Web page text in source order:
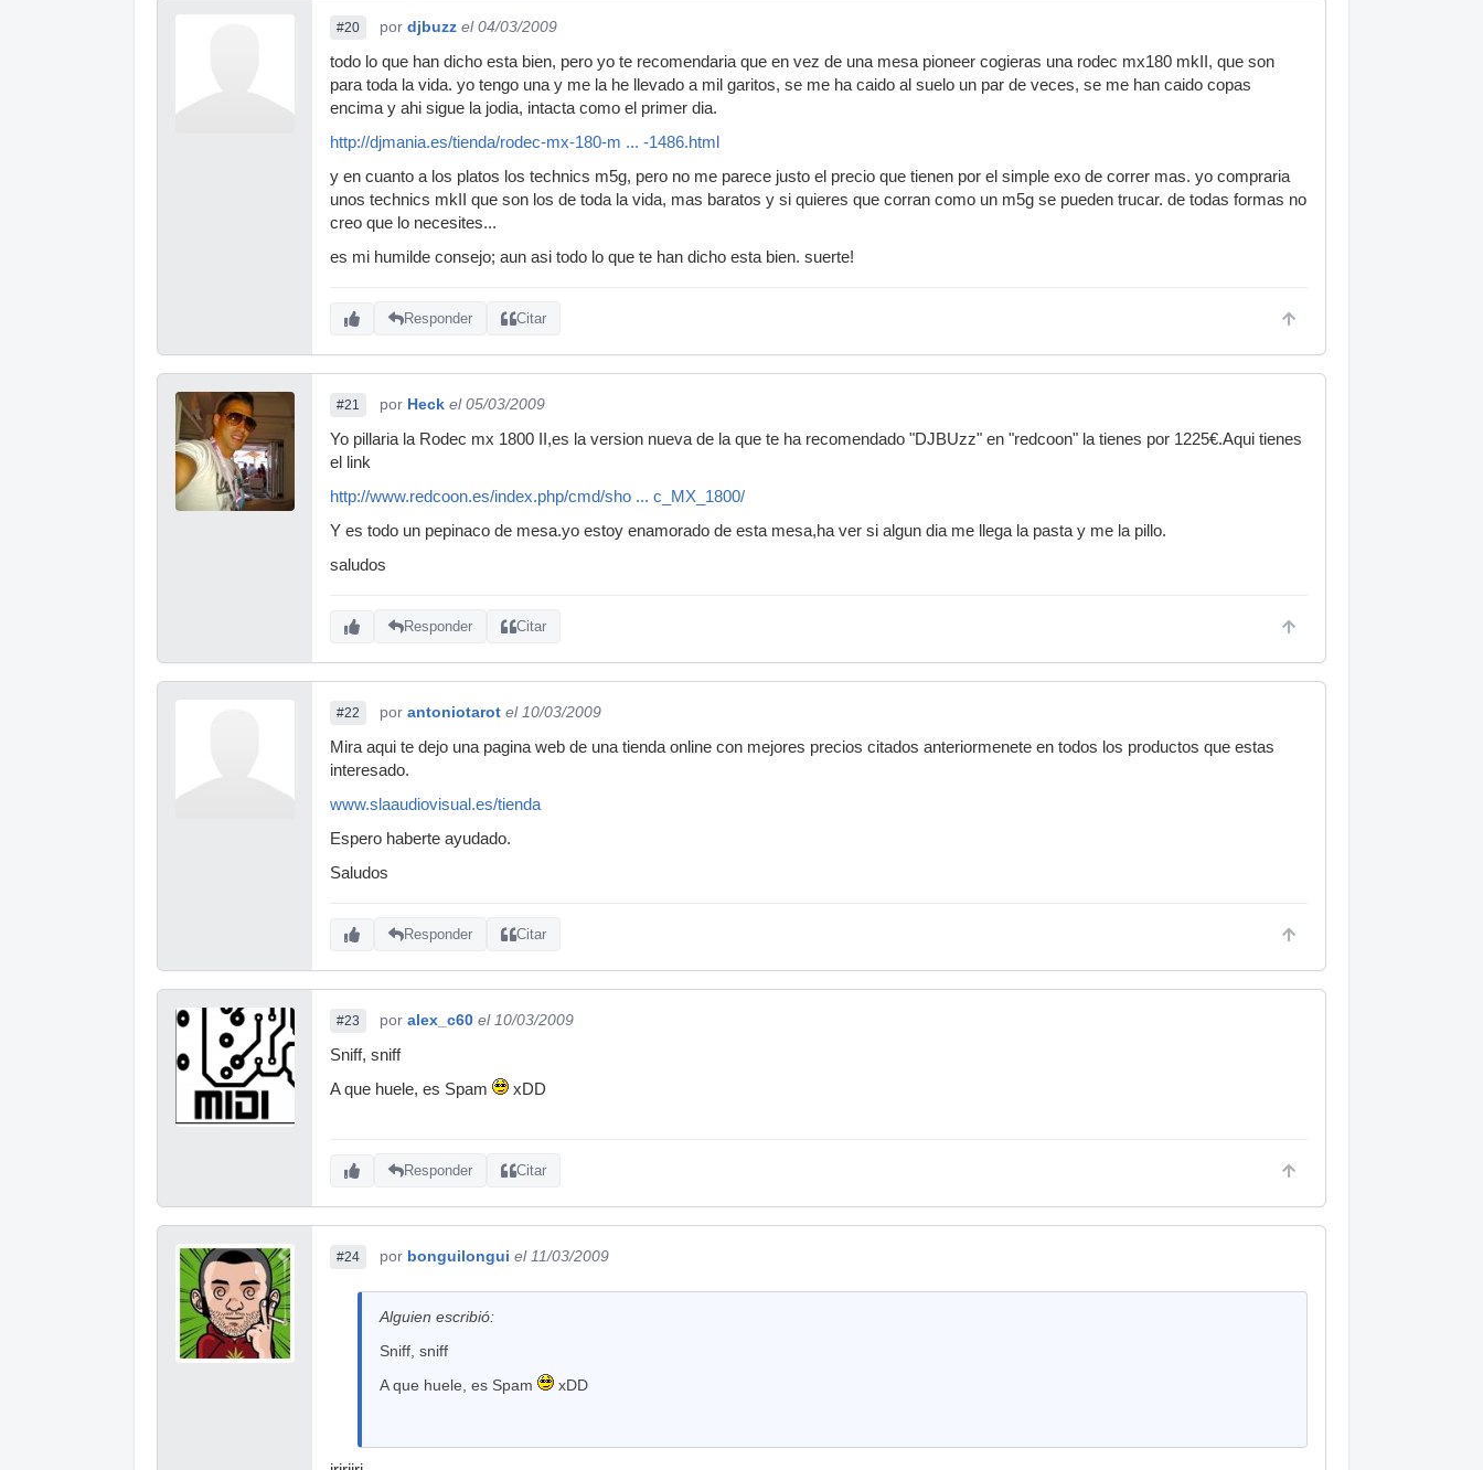
#20 por djbuzz el 04/03/2009
todo lo que han dicho esta bien, pero yo te recomendaria que en vez de una mesa pioneer cogieras una rodec mx180 mkII, que son
para toda la vida. yo tengo una y me la he llevado a mil garitos, se me ha caido al suelo un par de veces, se me han caido copas
encima y ahi sigue la jodia, intacta como el primer dia.
http://djmania.es/tienda/rodec-mx-180-m ... -1486.html
y en cuanto a los platos los technics m5g, pero no me parece justo el precio que tienen por el simple exo de correr mas. yo compraria
unos technics mkII que son los de toda la vida, mas baratos y si quieres que corran como un m5g se pueden trucar. de todas formas no
creo que lo necesites...
es mi humilde consejo; aun asi todo lo que te han dicho esta bien. suerte!
Responder Citar
#21 por Heck el 05/03/2009
Yo pillaria la Rodec mx 1800 II,es la version nueva de la que te ha recomendado "DJBUzz" en "redcoon" la tienes por 1225€.Aqui tienes
el link
http://www.redcoon.es/index.php/cmd/sho ... c_MX_1800/
Y es todo un pepinaco de mesa.yo estoy enamorado de esta mesa,ha ver si algun dia me llega la pasta y me la pillo.
saludos
Responder Citar
#22 por antoniotarot el 10/03/2009
Mira aqui te dejo una pagina web de una tienda online con mejores precios citados anteriormenete en todos los productos que estas
interesado.
www.slaaudiovisual.es/tienda
Espero haberte ayudado.
Saludos
Responder Citar
#23 por alex_c60 el 10/03/2009
Sniff, sniff
A que huele, es Spam
xDD
Responder Citar
#24 por bonguilongui el 11/03/2009
Alguien escribió:
Sniff, sniff
A que huele, es Spam
xDD